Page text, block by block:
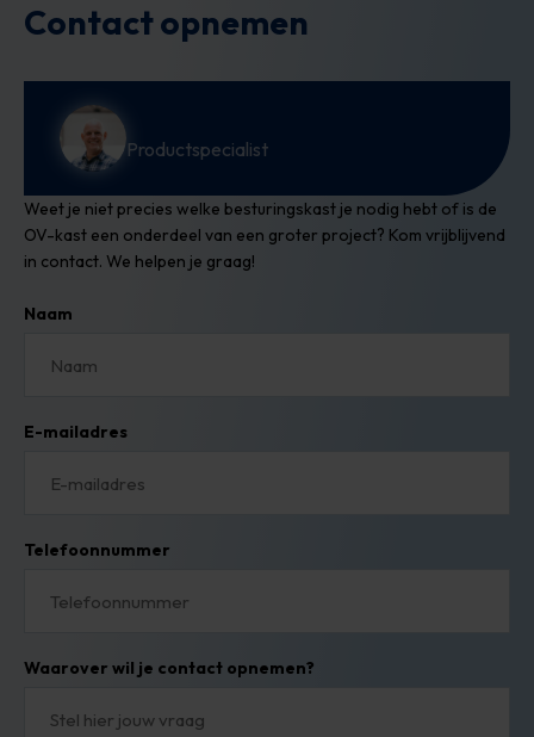
Contact opnemen
Productspecialist
Weet je niet precies welke besturingskast je nodig hebt of is de
OV-kast een onderdeel van een groter project? Kom vrijblijvend
in contact. We helpen je graag!
Naam
E-mailadres
Telefoonnummer
Waarover wil je contact opnemen?